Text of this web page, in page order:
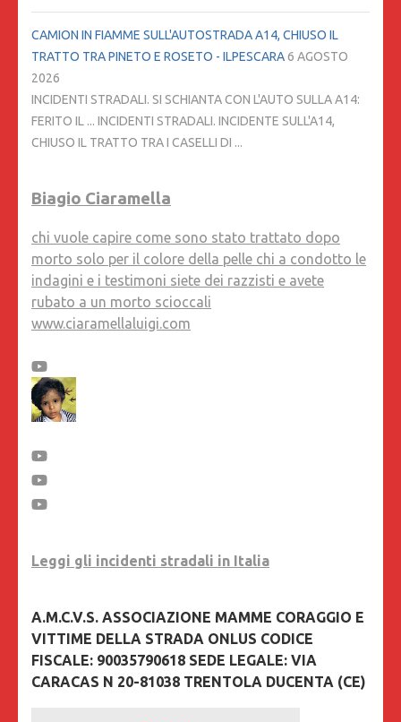
CAMION IN FIAMME SULL'AUTOSTRADA A14, CHIUSO IL
TRATTO TRA PINETO E ROSETO - ILPESCARA6 AGOSTO
2026
INCIDENTI STRADALI. SI SCHIANTA CON L'AUTO SULLA A14:
FERITO IL ... INCIDENTI STRADALI. INCIDENTE SULL'A14,
CHIUSO IL TRATTO TRA I CASELLI DI ...
Biagio Ciaramella
chi vuole capire come sono stato trattato dopo
morto solo per il colore della pelle chi a condotto le
indagini e i testimoni siete dei razzisti e avete
rubato a un morto scioccali
www.ciaramellaluigi.com
Leggi gli incidenti stradali in Italia
A.M.C.V.S. ASSOCIAZIONE MAMME CORAGGIO E
VITTIME DELLA STRADA ONLUS CODICE
FISCALE: 90035790618 SEDE LEGALE: VIA
CARACAS N 20-81038 TRENTOLA DUCENTA (CE)